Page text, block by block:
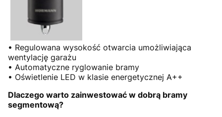
• Regulowana wysokość otwarcia umożliwiająca
wentylację garażu
• Automatyczne ryglowanie bramy
• Oświetlenie LED w klasie energetycznej A++
Dlaczego warto zainwestować w dobrą bramy
segmentową?